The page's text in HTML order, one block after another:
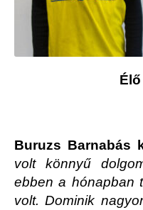
Buruzs Barnabás
volt könnyű
ebben a hónapban
volt. Dominik